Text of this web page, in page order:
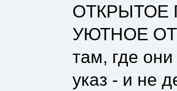
ОТКРЫТОЕ
УЮТНОЕ
там, где
указ - и не